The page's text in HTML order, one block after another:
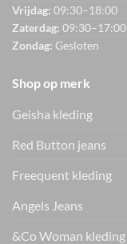
Vrijdag: 09:30–18:00
Zaterdag: 09:30–17:00
Zondag: Gesloten
Shop op merk
Geisha kleding
Red Button jeans
Freequent kleding
Angels Jeans
&Co Woman kleding